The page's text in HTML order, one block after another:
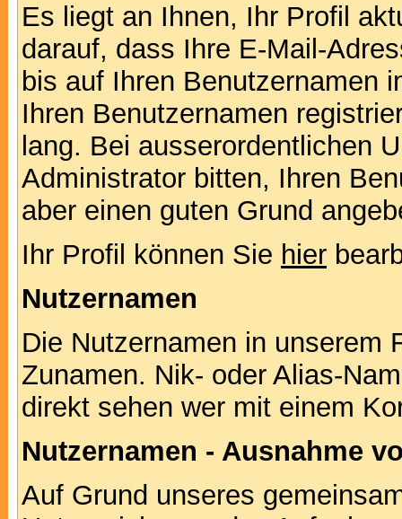
Es liegt an Ihnen, Ihr Profil
darauf, dass Ihre E-Mail-
bis auf Ihren Benutzernamen
Ihren Benutzernamen
lang. Bei ausserordentlichen
Administrator bitten, Ihren
aber einen guten Grund
Ihr Profil können Sie hier
Nutzernamen
Die Nutzernamen in unserem
Zunamen. Nik- oder Alias-
direkt sehen wer mit einem
Nutzernamen - Ausnahme
Auf Grund unseres